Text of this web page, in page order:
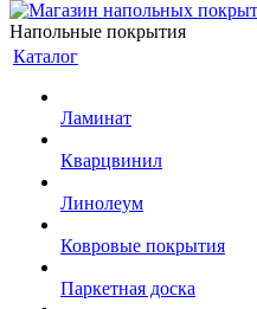
Напольные покрытия
Каталог
Ламинат
Кварцвинил
Линолеум
Ковровые покрытия
Паркетная доска